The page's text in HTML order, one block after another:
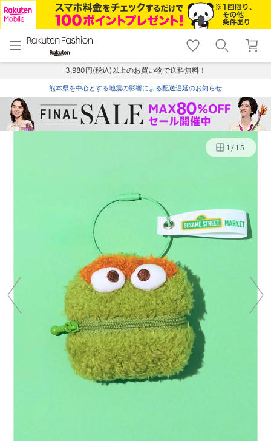
menu home
トップ
shopping_cart lock_outline
ログイン
3,980円(税込)以上のお買い物で送料無料！
熊本県を中心とする地震の影響による配送遅延のお知らせ
1/15